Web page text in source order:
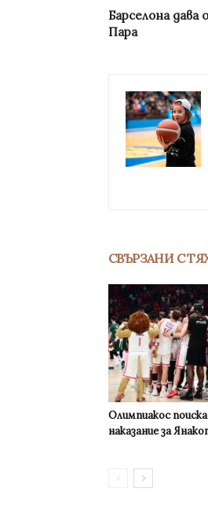
Барселона
Пара
СВЪРЗАНИ С
Олимпиакос
наказание за